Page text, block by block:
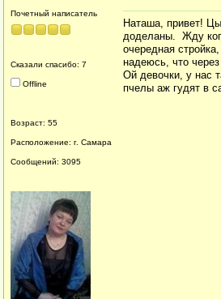
Почетный написатель
Сказали спасибо: 7
Offline
Возраст: 55
Расположение: г. Самара
Сообщений: 3095
Наташа, привет!
доделаны. Жду
очередная
надеюсь, что
Ой девочки, у нас
пчелы аж гудят в